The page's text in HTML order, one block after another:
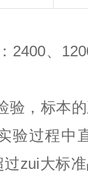
2400、
验，标本
验过程中
zui大标